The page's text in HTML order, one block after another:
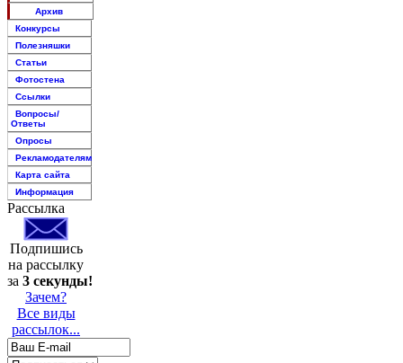
Архив
Конкурсы
Полезняшки
Статьи
Фотостена
Ссылки
Вопросы/
Ответы
Опросы
Рекламодателям
Карта сайта
Информация
Рассылка
Подпишись
на рассылку
за 3 секунды!
Зачем?
Все виды
рассылок...